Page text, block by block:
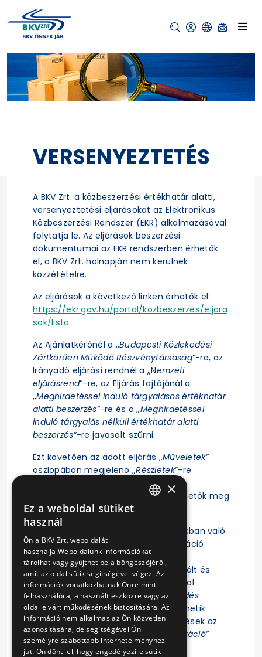
VERSENYEZTETÉS
A BKV Zrt. a közbeszerzési értékhatár alatti,
versenyeztetési eljárásokat az Elektronikus
Közbeszerzési Rendszer (EKR) alkalmazásával
folytatja le. Az eljárások beszerzési
dokumentumai az EKR rendszerben érhetők
el, a BKV Zrt. holnapján nem kerülnek
közzétételre.
Az eljárások a következő linken érhetők el:
https://ekr.gov.hu/portal/kozbeszerzes/eljara
sok/lista
Az Ajánlatkérőnél a „Budapesti Közlekedési
Zártkörűen Működő Részvénytársaság”-ra, az
Irányadó eljárási rendnél a „Nemzeti
eljárásrend”-re, az Eljárás fajtájánál a
„Meghirdetéssel induló tárgyalásos értékhatár
alatti beszerzés”-re és a „Meghirdetéssel
induló tárgyalás nélküli értékhatár alatti
beszerzés”-re javasolt szűrni.
Ezt követően az adott eljárás „Műveletek”
oszlopában megjelenő „Részletek”-re
kattintás után érhető el az eljárás
ajánlattételi felhívása, illetve tekinthetők meg
az eljárásra vonatkozó főbb adatok.
Felhívjuk a figyelmet, hogy az eljárásban való
részvételhez az EKR-be való regisztráció
szükséges! Az eljárás további
dokumentumait az EKR-ben regisztrált és
ajánlat összeállítására jogosultsággal
rendelkező Felhasználók az „Érdeklődés
jelzése” funkció indítása után tekinthetik
meg. Az eljárással kapcsolatos kérdések az
EKR-ben erre létrehozott „
Kommunikáció”
felületen tehetők fel.
×
Ez a weboldal sütiket
használ
Ön a BKV Zrt. weboldalát
használja.Weboldalunk információkat
tárolhat vagy gyűjthet be a böngészőjéről,
amit az oldal sütik segítségével végez. Az
információk vonatkozhatnak Önre mint
felhasználóra, a használt eszközre vagy az
oldal elvárt működésének biztosítására. Az
információ nem alkalmas az Ön közvetlen
azonosítására, de segítségével Ön
személyre szabottabb internetélményhez
jut. Ön dönti el, hogy engedélyezi-e sütik